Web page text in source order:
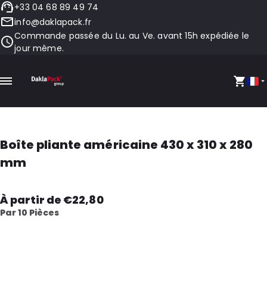
+33 04 68 89 49 74
info@daklapack.fr
Commande passée du Lu. au Ve. avant 15h expédiée le
jour même.
Boîte pliante américaine 430 x 310 x 280
mm
À partir de €22,80
Par 10 Pièces